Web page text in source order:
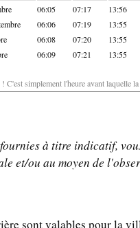
06:05 07:17 13:56
06:06 07:19 13:55
06:08 07:20 13:55
06:09 07:21 13:55
C'est simplement l'heure avant laquelle
à titre indicatif,
et/ou au moyen de
sont valables pour la